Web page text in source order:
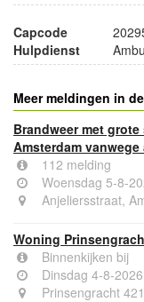
Capcode
Hulpdienst
Meer meldingen in
Brandweer met
Amsterdam
112 melding
Woensdag 5-8-
Anjeliersstraat,
Woning
Binnenkijken bij
Dinsdag 4-8-2026
Prinsengracht